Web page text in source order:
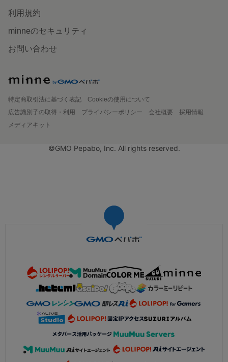
利用規約
minneのセキュリティ
お問い合わせ
特定商取引法に基づく表記
Cookieの使用について
広告識別子の取得・利用
プライバシーポリシー 会社概要
採用情報
メディアキット
©GMO Pepabo, Inc. All rights reserved.